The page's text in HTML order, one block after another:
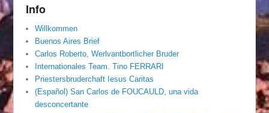
Info
Willkommen
Buenos Aires Brief
Carlos Roberto, Werlvantbortlicher Bruder
Internationales Team. Tino FERRARI
Priestersbruderchaft Iesus Caritas
(Español) San Carlos de FOUCAULD, una vida
desconcertante